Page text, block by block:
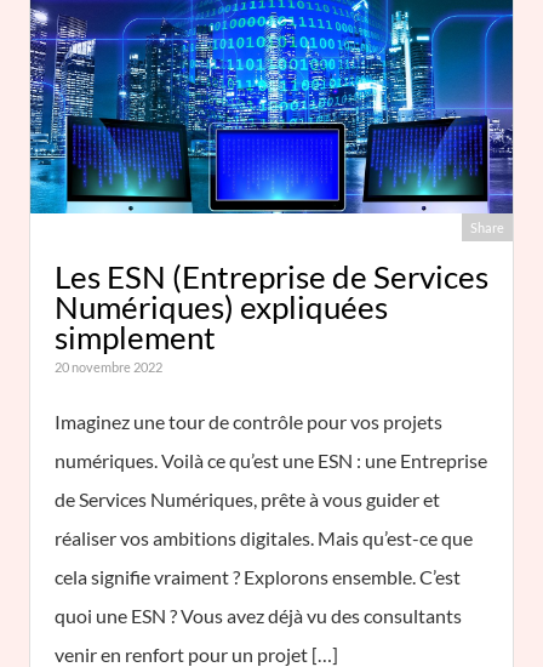
Share
Les ESN (Entreprise de Services
Numériques) expliquées
simplement
20 novembre 2022
Imaginez une tour de contrôle pour vos projets
numériques. Voilà ce qu’est une ESN : une Entreprise
de Services Numériques, prête à vous guider et
réaliser vos ambitions digitales. Mais qu’est-ce que
cela signifie vraiment ? Explorons ensemble. C’est
quoi une ESN ? Vous avez déjà vu des consultants
venir en renfort pour un projet […]